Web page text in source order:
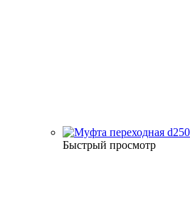
Быстрый просмотр